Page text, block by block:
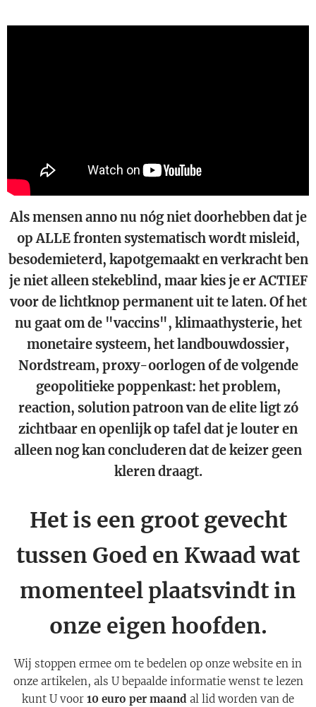
Als mensen anno nu nóg niet doorhebben dat je
op ALLE fronten systematisch wordt misleid,
besodemieterd, kapotgemaakt en verkracht ben
je niet alleen stekeblind, maar kies je er ACTIEF
voor de lichtknop permanent uit te laten. Of het
nu gaat om de "vaccins", klimaathysterie, het
monetaire systeem, het landbouwdossier,
Nordstream, proxy-oorlogen of de volgende
geopolitieke poppenkast: het problem,
reaction, solution patroon van de elite ligt zó
zichtbaar en openlijk op tafel dat je louter en
alleen nog kan concluderen dat de keizer geen
kleren draagt.
Het is een groot gevecht
tussen Goed en Kwaad wat
momenteel plaatsvindt in
onze eigen hoofden.
Wij stoppen ermee om te bedelen op onze website en in
onze artikelen, als U bepaalde informatie wenst te lezen
kunt U voor 10 euro per maand al lid worden van de